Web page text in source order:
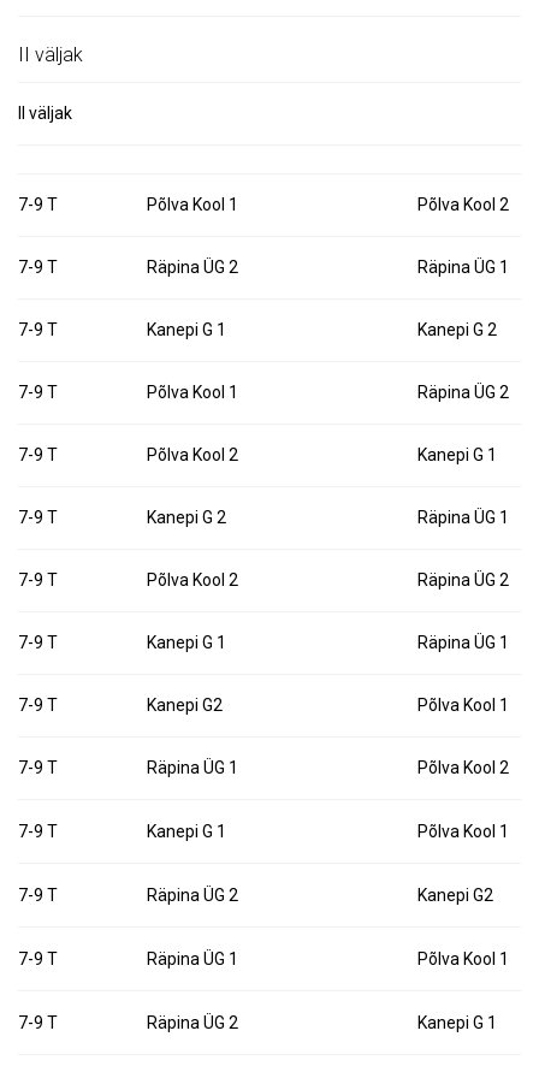
II väljak
II väljak
7-9 T Põlva Kool 1 Põlva Kool 2
7-9 T Räpina ÜG 2 Räpina ÜG 1
7-9 T Kanepi G 1 Kanepi G 2
7-9 T Põlva Kool 1 Räpina ÜG 2
7-9 T Põlva Kool 2 Kanepi G 1
7-9 T Kanepi G 2 Räpina ÜG 1
7-9 T Põlva Kool 2 Räpina ÜG 2
7-9 T Kanepi G 1 Räpina ÜG 1
7-9 T Kanepi G2 Põlva Kool 1
7-9 T Räpina ÜG 1 Põlva Kool 2
7-9 T Kanepi G 1 Põlva Kool 1
7-9 T Räpina ÜG 2 Kanepi G2
7-9 T Räpina ÜG 1 Põlva Kool 1
7-9 T Räpina ÜG 2 Kanepi G 1